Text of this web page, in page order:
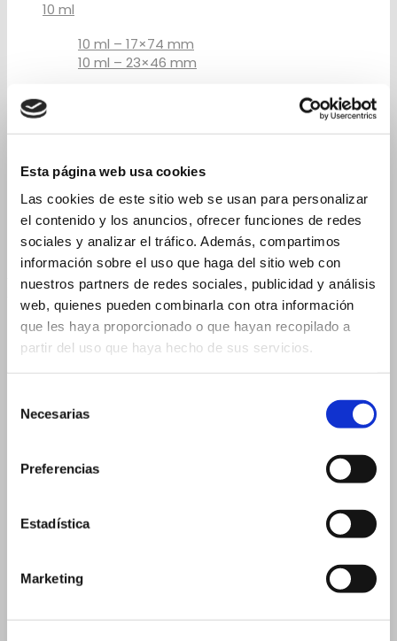
Esta página web usa cookies
Las cookies de este sitio web se usan para personalizar
el contenido y los anuncios, ofrecer funciones de redes
sociales y analizar el tráfico. Además, compartimos
información sobre el uso que haga del sitio web con
nuestros partners de redes sociales, publicidad y análisis
web, quienes pueden combinarla con otra información
que les haya proporcionado o que hayan recopilado a
partir del uso que haya hecho de sus servicios.
Necesarias
Preferencias
Estadística
Marketing
10 ml
10 ml – 17×74 mm
10 ml – 23×46 mm
15 ml
15 ml 19×88 mm
20 ml
20 ml 19×105 mm
20 ml 26×60 mm
5 ml – 14×54 mm
Flascons per a Comptagotes
2 ml
3 ml
3 ml – 16×37 mm
5 ml – 18×40 mm
10 ml
30 ml – 26×90 mm